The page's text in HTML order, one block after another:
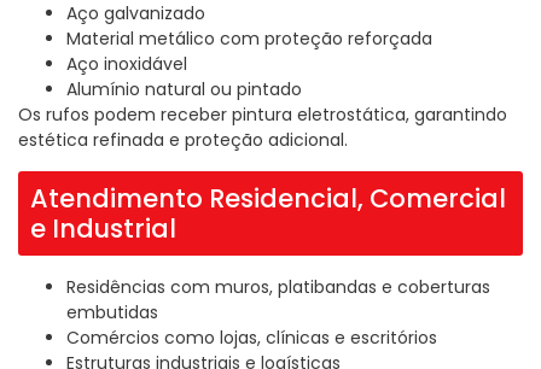
Aço galvanizado
Material metálico com proteção reforçada
Aço inoxidável
Alumínio natural ou pintado
Os rufos podem receber pintura eletrostática, garantindo
estética refinada e proteção adicional.
Atendimento Residencial, Comercial
e Industrial
Residências com muros, platibandas e coberturas
embutidas
Comércios como lojas, clínicas e escritórios
Estruturas industriais e logísticas